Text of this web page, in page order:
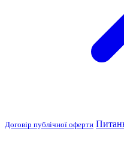
Договір публічної оферти